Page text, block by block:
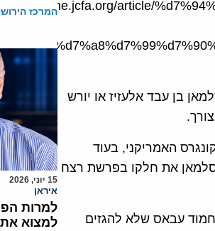
https://he.jcfa.org/article/
בן עבד אלעזיז או יורש
האמריקני, בעוד
סלמאן את חלקו בפרשת רצח
עבאס שלא להגזים
המרכז
15 יוני, 2026
איראן
למרות
למצוא